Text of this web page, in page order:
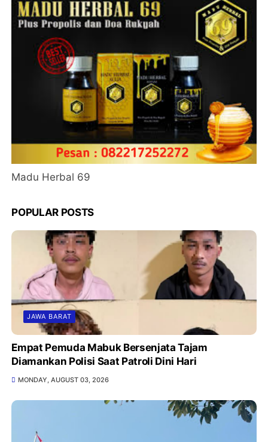
Madu Herbal 69
POPULAR POSTS
JAWA BARAT
Empat Pemuda Mabuk Bersenjata Tajam
Diamankan Polisi Saat Patroli Dini Hari
MONDAY, AUGUST 03, 2026